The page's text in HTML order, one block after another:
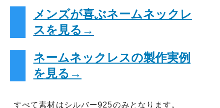
メンズが喜ぶネームネックレ
スを見る→
ネームネックレスの製作実例
を見る→
すべて素材はシルバー925のみとなります。